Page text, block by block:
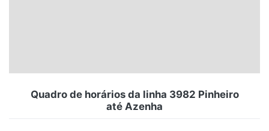
Quadro de horários da linha 3982 Pinheiro
até Azenha